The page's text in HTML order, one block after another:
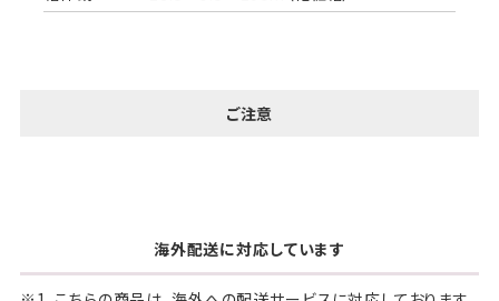
ご注意
海外配送に対応しています